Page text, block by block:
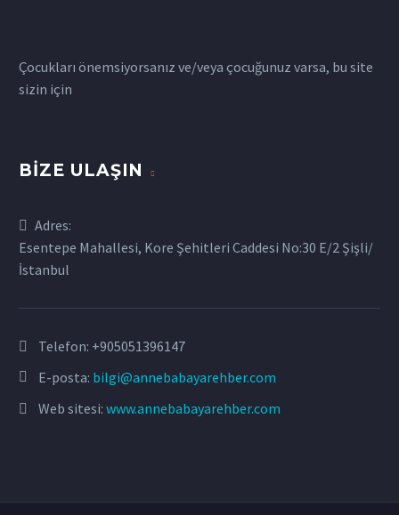
Çocukları önemsiyorsanız ve/veya çocuğunuz varsa, bu site
sizin için
BIZE ULAŞIN
Adres:
Esentepe Mahallesi, Kore Şehitleri Caddesi No:30 E/2 Şişli/
İstanbul
Telefon: +905051396147
E-posta: bilgi@annebabayarehber.com
Web sitesi: www.annebabayarehber.com